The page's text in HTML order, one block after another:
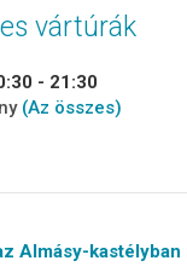
vártúrák
- 21:30
(Az összes)
Almásy-kastélyban